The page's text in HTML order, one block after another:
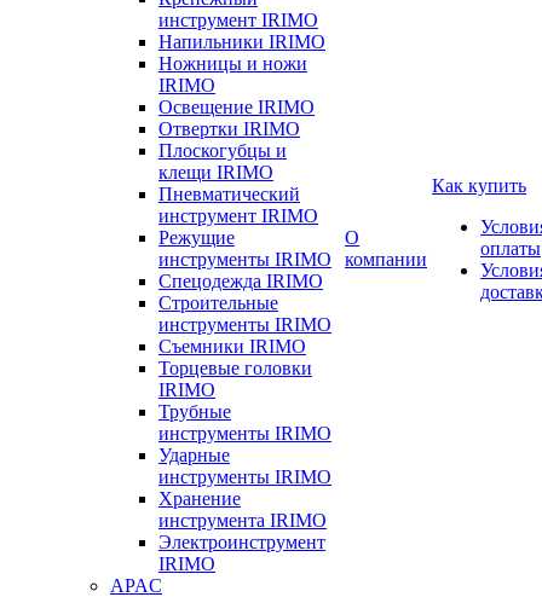
инструмент IRIMO
Напильники IRIMO
Ножницы и ножи
IRIMO
Освещение IRIMO
Отвертки IRIMO
Плоскогубцы и
клещи IRIMO
Пневматический
инструмент IRIMO
Режущие
инструменты IRIMO
Спецодежда IRIMO
Строительные
инструменты IRIMO
Съемники IRIMO
Торцевые головки
IRIMO
Трубные
инструменты IRIMO
Ударные
инструменты IRIMO
Хранение
инструмента IRIMO
Электроинструмент
IRIMO
APAC
О
компании
Как купить
оплаты